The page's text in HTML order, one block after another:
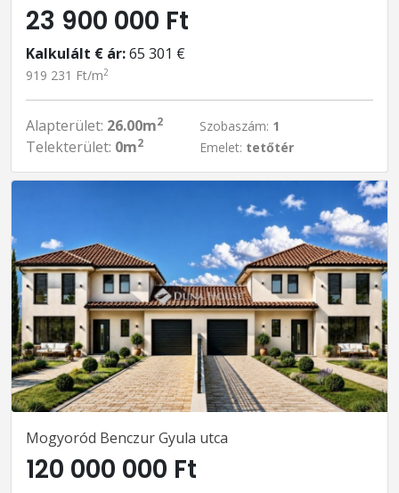
23 900 000 Ft
Kalkulált € ár:65 301 €
919 231 Ft/m2
Alapterület: 26.00m2
Telekterület: 0m2
Szobaszám: 1
Emelet: tetőtér
Mogyoród Benczur Gyula utca
120 000 000 Ft